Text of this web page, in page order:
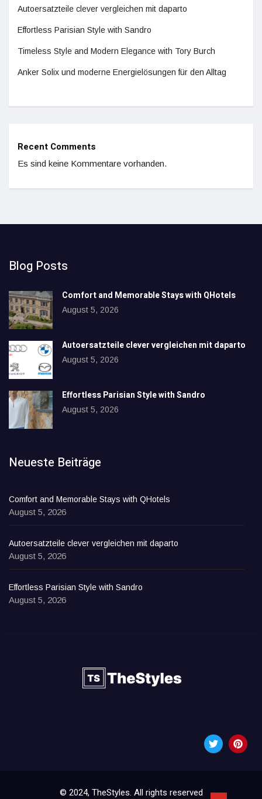
Autoersatzteile clever vergleichen mit daparto
Effortless Parisian Style with Sandro
Timeless Style and Modern Elegance with Tory Burch
Anker Solix und moderne Energielösungen für den Alltag
Recent Comments
Es sind keine Kommentare vorhanden.
Blog Posts
Comfort and Memorable Stays with QHotels
August 5, 2026
Autoersatzteile clever vergleichen mit daparto
August 5, 2026
Effortless Parisian Style with Sandro
August 5, 2026
Neueste Beiträge
Comfort and Memorable Stays with QHotels
August 5, 2026
Autoersatzteile clever vergleichen mit daparto
August 5, 2026
Effortless Parisian Style with Sandro
August 5, 2026
© 2024, TheStyles. All rights reserved